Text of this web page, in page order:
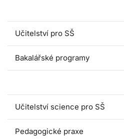
Učitelství pro SŠ
Bakalářské programy
Učitelství science pro SŠ
Pedagogické praxe